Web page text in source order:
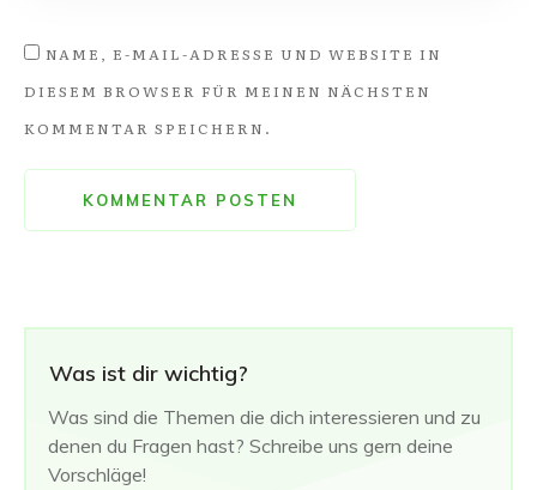
NAME, E-MAIL-ADRESSE UND WEBSITE IN
DIESEM BROWSER FÜR MEINEN NÄCHSTEN
KOMMENTAR SPEICHERN.
KOMMENTAR POSTEN
Was ist dir wichtig?
Was sind die Themen die dich interessieren und zu
denen du Fragen hast? Schreibe uns gern deine
Vorschläge!